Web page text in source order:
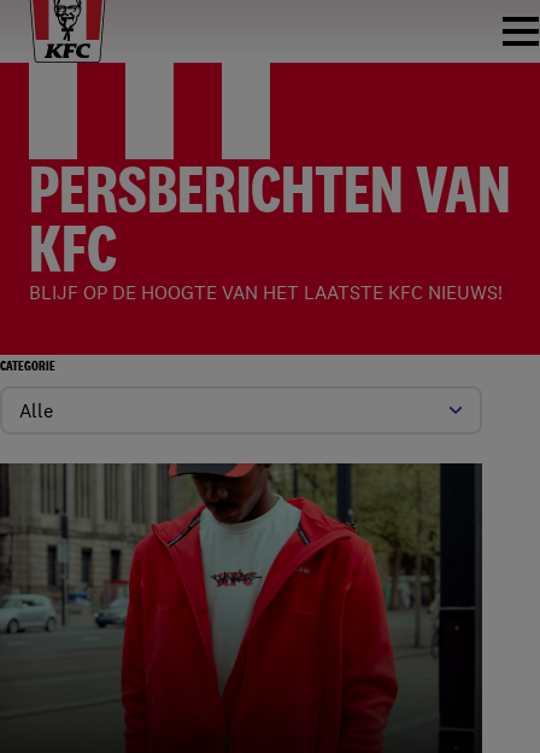
PERSBERICHTEN VAN
KFC
BLIJF OP DE HOOGTE VAN HET LAATSTE KFC NIEUWS!
CATEGORIE